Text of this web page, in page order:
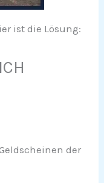
ist die Lösung:
der